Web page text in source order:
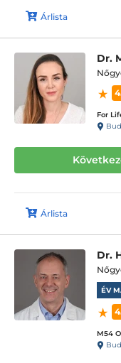
Árlista
Dr.
For
Árlista
Dr.
ÉV
M54